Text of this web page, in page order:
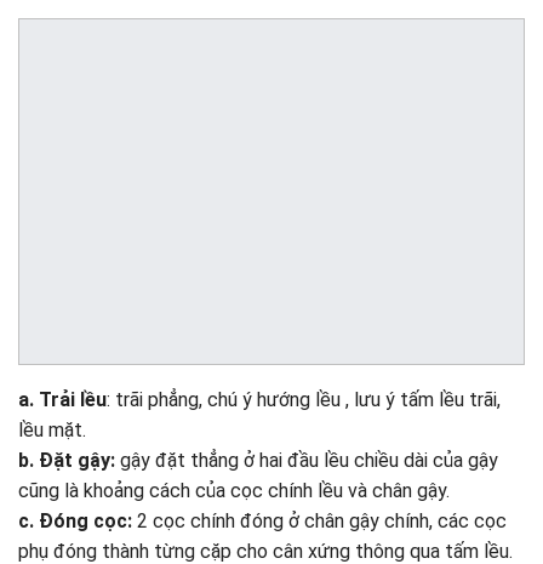
a. Trải lều: trãi phẳng, chú ý hướng lều , lưu ý tấm lều trãi,
lều mặt.
b. Đặt gậy: gậy đặt thẳng ở hai đầu lều chiều dài của gậy
cũng là khoảng cách của cọc chính lều và chân gậy.
c. Đóng cọc: 2 cọc chính đóng ở chân gậy chính, các cọc
phụ đóng thành từng cặp cho cân xứng thông qua tấm lều.